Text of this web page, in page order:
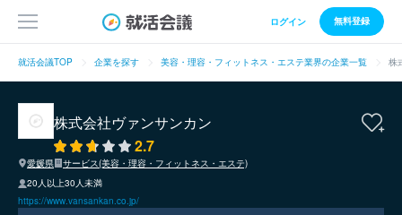
ログイン 無料登録
就活会議TOP 企業を探す 美容・理容・フィットネス・エステ業界の企業一覧 株
株式会社ヴァンサンカン
2.7
愛媛県
サービス(美容・理容・フィットネス・エステ)
20人以上30人未満
https://www.vansankan.co.jp/